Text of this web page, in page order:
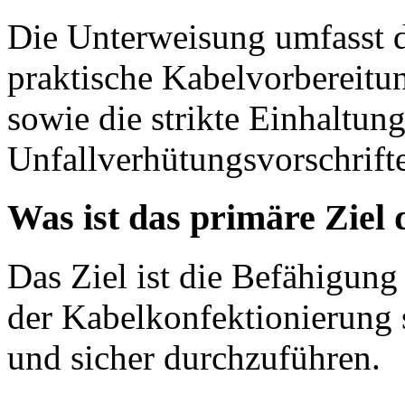
Die Unterweisung umfasst
praktische
sowie die strikte
Was ist das primäre Ziel
Das Ziel ist die Befähigung
der
und sicher durchzuführen.